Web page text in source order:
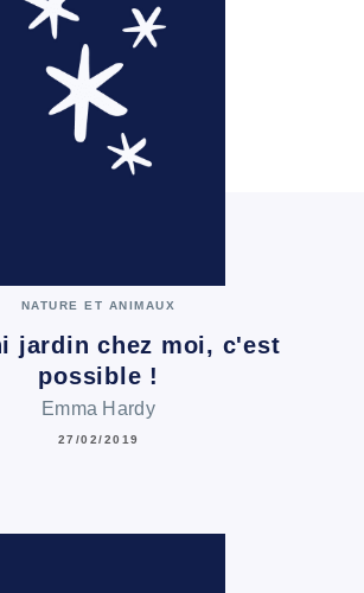
NATURE ET ANIMAUX
jardin chez moi, c'est
possible !
Emma Hardy
27/02/2019